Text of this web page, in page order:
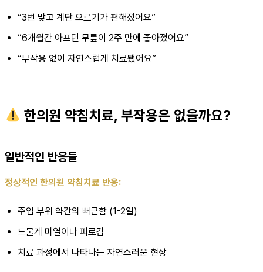
“3번 맞고 계단 오르기가 편해졌어요”
“6개월간 아프던 무릎이 2주 만에 좋아졌어요”
“부작용 없이 자연스럽게 치료됐어요”
한의원 약침치료, 부작용은 없을까요?
일반적인 반응들
정상적인 한의원 약침치료 반응:
주입 부위 약간의 뻐근함 (1-2일)
드물게 미열이나 피로감
치료 과정에서 나타나는 자연스러운 현상